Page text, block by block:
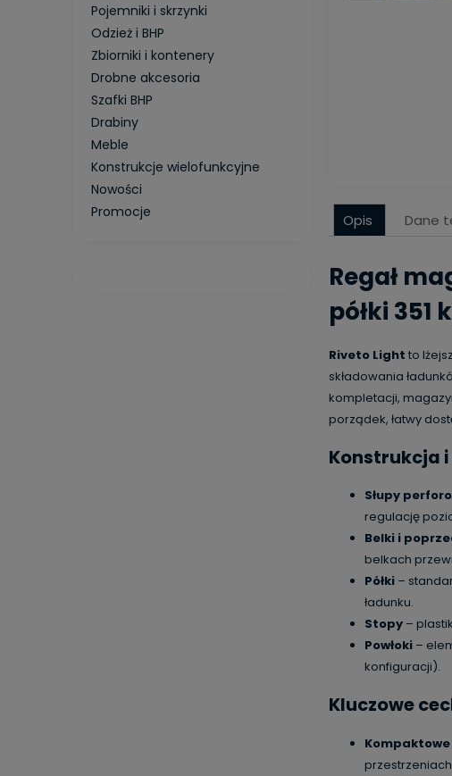
Pojemniki i skrzynki
Odzież i BHP
Zbiorniki i kontenery
Drobne akcesoria
Szafki BHP
Drabiny
Meble
Konstrukcje wielofunkcyjne
Nowości
Promocje
Opis Dane
Regał
półki 351
Riveto Light to
składowania
kompletacji,
porządek, łatwy
Konstrukcja
Słupy
regulację
Belki i
belkach
Półki –
ładunku.
Stopy –
Powłoki –
konfiguracji).
Kluczowe